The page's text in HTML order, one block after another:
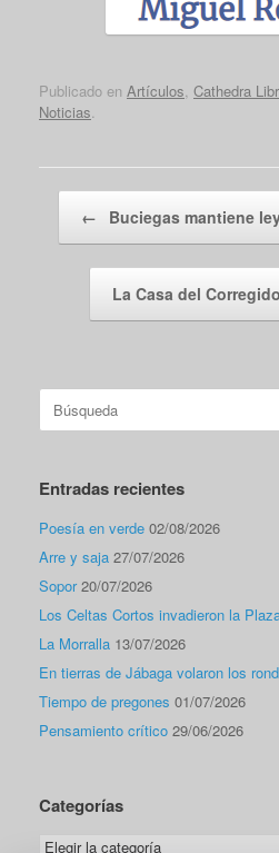
Publicado en Artículos Cathedra
Noticias
← Buciegas mantiene
La Casa del
Buscar:
Entradas recientes
Poesía en verde 02/08/2026
Arre y saja 27/07/2026
Sopor 20/07/2026
Los Celtas Cortos invadieron la
La Morralla 13/07/2026
En tierras de Jábaga volaron los
Tiempo de pregones 01/07/2026
Pensamiento crítico 29/06/2026
Categorías
Categorías